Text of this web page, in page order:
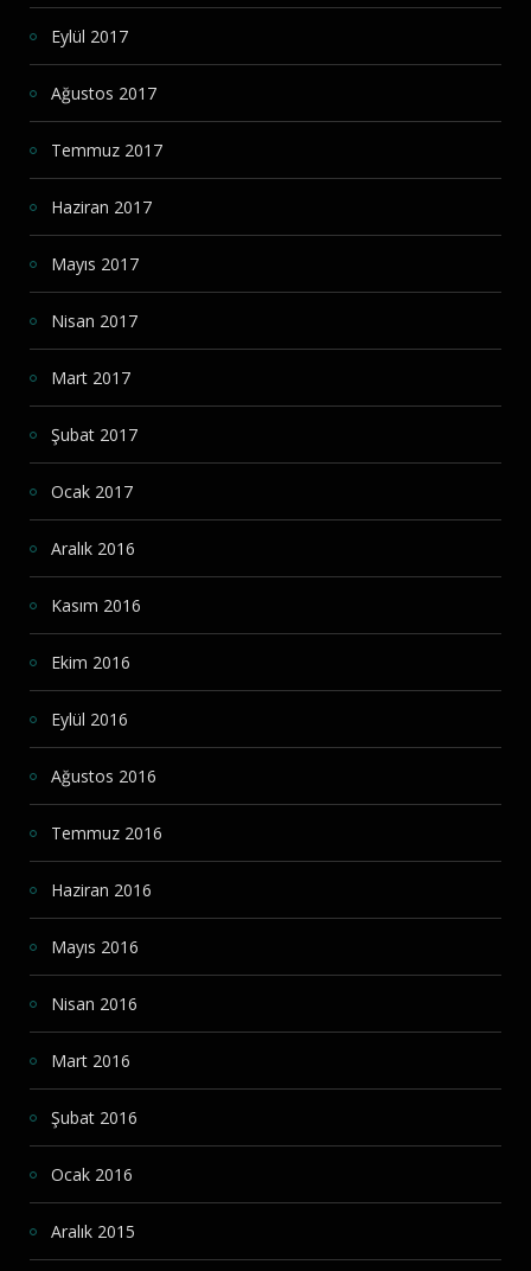
Eylül 2017
Ağustos 2017
Temmuz 2017
Haziran 2017
Mayıs 2017
Nisan 2017
Mart 2017
Şubat 2017
Ocak 2017
Aralık 2016
Kasım 2016
Ekim 2016
Eylül 2016
Ağustos 2016
Temmuz 2016
Haziran 2016
Mayıs 2016
Nisan 2016
Mart 2016
Şubat 2016
Ocak 2016
Aralık 2015